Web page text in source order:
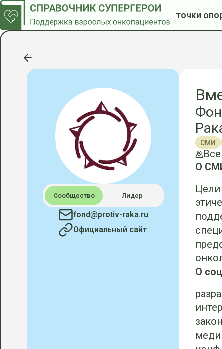
точки
Сообщество Лидер
fond@protiv-raka.ru
Официальный сайт
СМИ
О
Цели
О